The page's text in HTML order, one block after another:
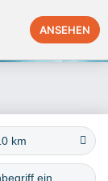
ANSEHEN
km